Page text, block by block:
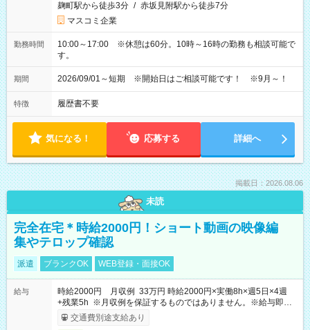
麹町駅から徒歩3分 / 赤坂見附駅から徒歩7分
マスコミ企業
勤務時間
10:00～17:00 ※休憩は60分。10時～16時の勤務も相談可能で
す。
期間 2026/09/01～短期 ※開始日はご相談可能です！ ※9月～！
特徴 履歴書不要
気になる！ 応募する 詳細へ
掲載日：2026.08.06
未読
完全在宅＊時給2000円！ショート動画の映像編
集やテロップ確認
派遣 ブランクOK WEB登録・面接OK
給与
時給2000円 月収例 33万円 時給2000円×実働8h×週5日×4週
+残業5h ※月収例を保証するものではありません。※給与即受
取りサービス利用可（利用条件有）
交通費別途支給あり